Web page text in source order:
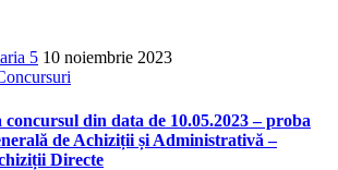
5 10 noiembrie 2023
din data de 10.05.2023 – proba
de Achiziții și Administrativă –
Directe